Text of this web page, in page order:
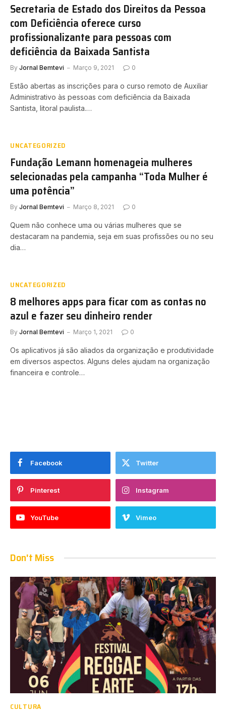
Secretaria de Estado dos Direitos da Pessoa
com Deficiência oferece curso
profissionalizante para pessoas com
deficiência da Baixada Santista
By Jornal Bemtevi Março 9, 2021 0
Estão abertas as inscrições para o curso remoto de Auxiliar
Administrativo às pessoas com deficiência da Baixada
Santista, litoral paulista.…
UNCATEGORIZED
Fundação Lemann homenageia mulheres
selecionadas pela campanha “Toda Mulher é
uma potência”
By Jornal Bemtevi Março 8, 2021 0
Quem não conhece uma ou várias mulheres que se
destacaram na pandemia, seja em suas profissões ou no seu
dia…
UNCATEGORIZED
8 melhores apps para ficar com as contas no
azul e fazer seu dinheiro render
By Jornal Bemtevi Março 1, 2021 0
Os aplicativos já são aliados da organização e produtividade
em diversos aspectos. Alguns deles ajudam na organização
financeira e controle…
Facebook Twitter
Pinterest Instagram
YouTube Vimeo
Don't Miss
CULTURA